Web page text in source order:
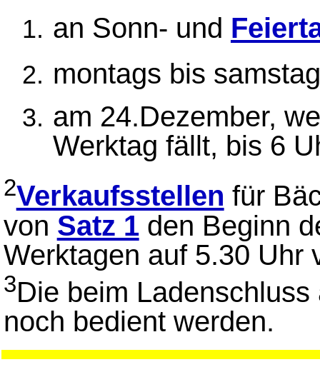
an Sonn- und
montags bis
am 24.Dezember,
Werktag fällt, bis 6
2Verkaufsstellen für
von Satz 1den Beginn
Werktagen auf 5.30 Uhr
3Die beim
noch bedient werden.